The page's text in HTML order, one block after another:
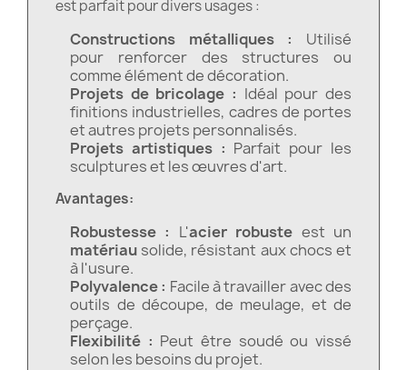
est parfait pour divers usages :
Constructions métalliques :
Utilisé
pour renforcer des structures ou
comme élément de décoration.
Projets de bricolage : Idéal pour des
finitions industrielles, cadres de portes
et autres projets personnalisés.
Projets artistiques : Parfait pour les
sculptures et les œuvres d'art.
Avantages:
Robustesse : L'acier robuste est un
matériau solide, résistant aux chocs et
à l'usure.
Polyvalence : Facile à travailler avec des
outils de découpe, de meulage, et de
perçage.
Flexibilité : Peut être soudé ou vissé
selon les besoins du projet.